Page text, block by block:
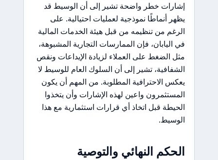
إشارات خطر واضحة تشير إلى أن الوسيط قد
يظهر أنماطًا نموذجية لعمليات احتيالية. على
الرغم من تنظيمه من قبل هيئة الخدمات المالية
في اليابان، فإن الممارسات التجارية المشبوهة،
مثل الضغط على العملاء لزيادة الإيداعات ونقص
الشفافية، تشير إلى أن السلوك العام للوسيط لا
يعكس الاحترافية المطلوبة. من المهم أن يكون
المستثمرون واعين لهذه الإشارات وأن يتخذوا
الحيطة قبل اتخاذ أي قرارات استثمارية مع هذا
الوسيط.
الحكم النهائي والتوصية